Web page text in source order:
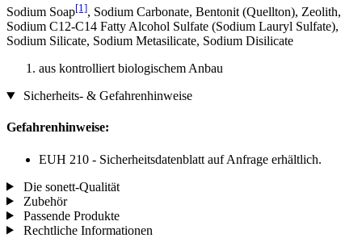
Sodium Soap[1], Sodium Carbonate, Bentonit (Quellton), Zeolith,
Sodium C12-C14 Fatty Alcohol Sulfate (Sodium Lauryl Sulfate),
Sodium Silicate, Sodium Metasilicate, Sodium Disilicate
aus kontrolliert biologischem Anbau
Sicherheits- & Gefahrenhinweise
Gefahrenhinweise:
EUH 210 - Sicherheitsdatenblatt auf Anfrage erhältlich.
Die sonett-Qualität
Zubehör
Passende Produkte
Rechtliche Informationen